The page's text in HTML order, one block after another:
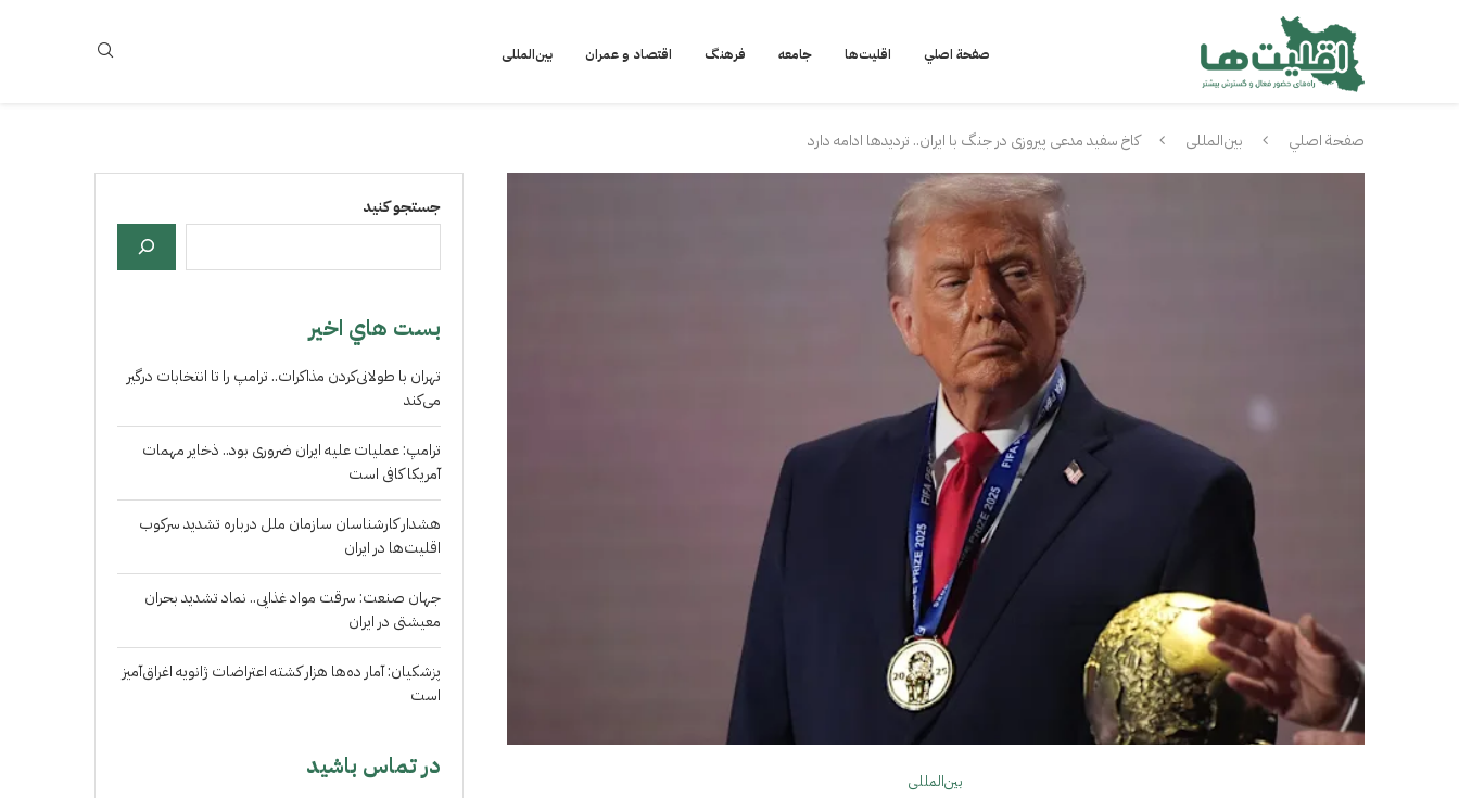
صفحة اصلي اقلیت‌ها جامعه فرهنگ اقتصاد و عمران بین‌المللی
صفحة اصلي بین‌المللی کاخ سفید مدعی پیروزی در جنگ با ایران.. تردیدها ادامه دارد
بین‌المللی
جستجو کنید
بست هاي اخير
تهران با طولانی‌کردن مذاکرات.. ترامپ را تا انتخابات درگیر
می‌کند
ترامپ: عملیات علیه ایران ضروری بود.. ذخایر مهمات
آمریکا کافی است
هشدار کارشناسان سازمان ملل درباره تشدید سرکوب
اقلیت‌ها در ایران
جهان صنعت: سرقت مواد غذایی.. نماد تشدید بحران
معیشتی در ایران
پزشکیان: آمار ده‌ها هزار کشته اعتراضات ژانویه اغراق‌آمیز
است
در تماس باشید